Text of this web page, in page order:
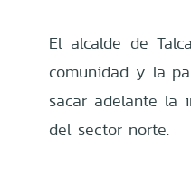
El alcalde de
comunidad y la
sacar adelante la
del sector norte.